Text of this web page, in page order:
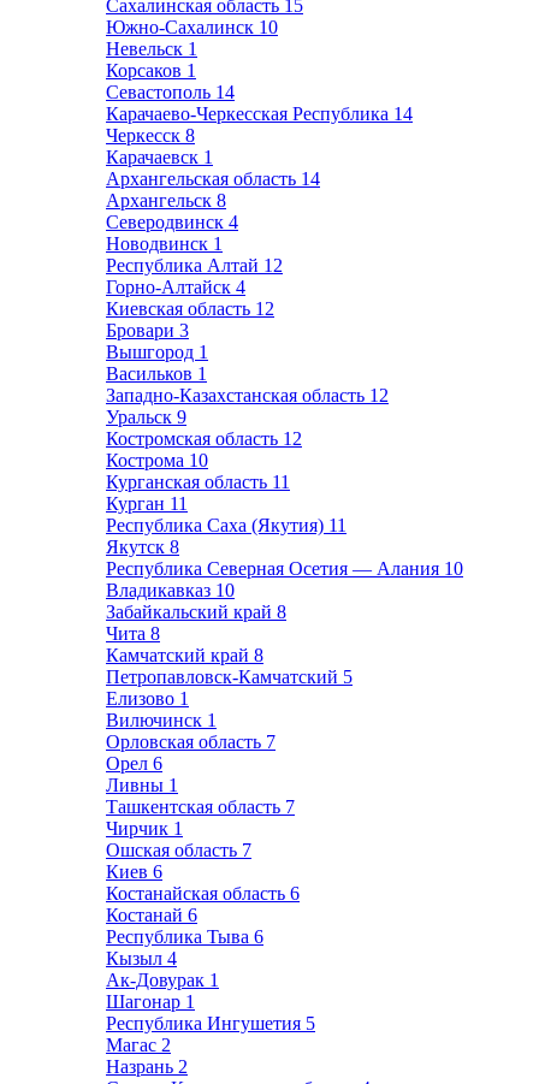
Сахалинская область 15
Южно-Сахалинск 10
Невельск 1
Корсаков 1
Севастополь 14
Карачаево-Черкесская Республика 14
Черкесск 8
Карачаевск 1
Архангельская область 14
Архангельск 8
Северодвинск 4
Новодвинск 1
Республика Алтай 12
Горно-Алтайск 4
Киевская область 12
Бровари 3
Вышгород 1
Васильков 1
Западно-Казахстанская область 12
Уральск 9
Костромская область 12
Кострома 10
Курганская область 11
Курган 11
Республика Саха (Якутия) 11
Якутск 8
Республика Северная Осетия — Алания 10
Владикавказ 10
Забайкальский край 8
Чита 8
Камчатский край 8
Петропавловск-Камчатский 5
Елизово 1
Вилючинск 1
Орловская область 7
Орел 6
Ливны 1
Ташкентская область 7
Чирчик 1
Ошская область 7
Киев 6
Костанайская область 6
Костанай 6
Республика Тыва 6
Кызыл 4
Ак-Довурак 1
Шагонар 1
Республика Ингушетия 5
Магас 2
Назрань 2